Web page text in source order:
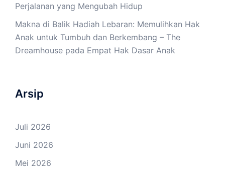
Perjalanan yang Mengubah Hidup
Makna di Balik Hadiah Lebaran: Memulihkan Hak
Anak untuk Tumbuh dan Berkembang – The
Dreamhouse pada Empat Hak Dasar Anak
Arsip
Juli 2026
Juni 2026
Mei 2026